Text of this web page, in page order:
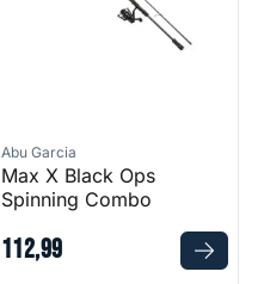
Abu Garcia
Max X Black Ops
Spinning Combo
112,99